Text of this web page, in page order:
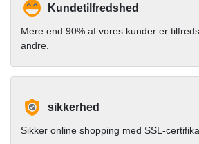
Kundetilfredshed
Mere end 90% af vores kunder er
andre.
sikkerhed
Sikker online shopping med SSL-